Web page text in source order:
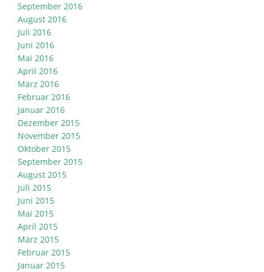
September 2016
August 2016
Juli 2016
Juni 2016
Mai 2016
April 2016
März 2016
Februar 2016
Januar 2016
Dezember 2015
November 2015
Oktober 2015
September 2015
August 2015
Juli 2015
Juni 2015
Mai 2015
April 2015
März 2015
Februar 2015
Januar 2015